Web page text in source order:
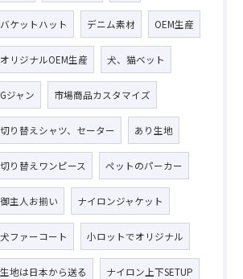
バケットハット デニム素材 OEM生産
オリジナルOEM生産 犬、猫ベット
Gジャン 市場商品カスタマイズ
切り替えシャツ、セーター あり生地
切り替えワンピース ペットのパーカー
御主人お揃い ナイロンジャケット
犬ファーコート 小ロットでオリジナル
生地は日本から送る ナイロン上下SETUP